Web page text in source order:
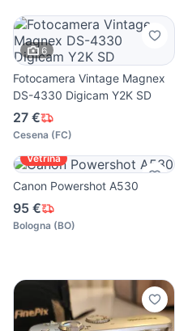
6
Fotocamera Vintage Magnex
DS-4330 Digicam Y2K SD
27 €
Cesena (FC)
Vetrina
Canon Powershot A530
95 €
Bologna (BO)